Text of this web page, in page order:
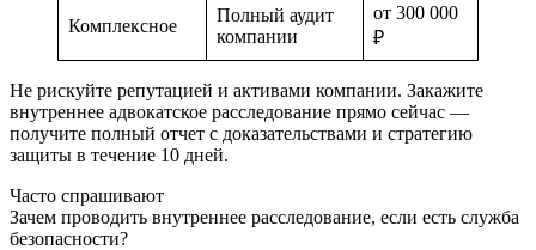
Комплексное
Полный аудит
компании
от 300 000
₽
Не рискуйте репутацией и активами компании. Закажите
внутреннее адвокатское расследование прямо сейчас —
получите полный отчет с доказательствами и стратегию
защиты в течение 10 дней.
Часто спрашивают
Зачем проводить внутреннее расследование, если есть служба
безопасности?